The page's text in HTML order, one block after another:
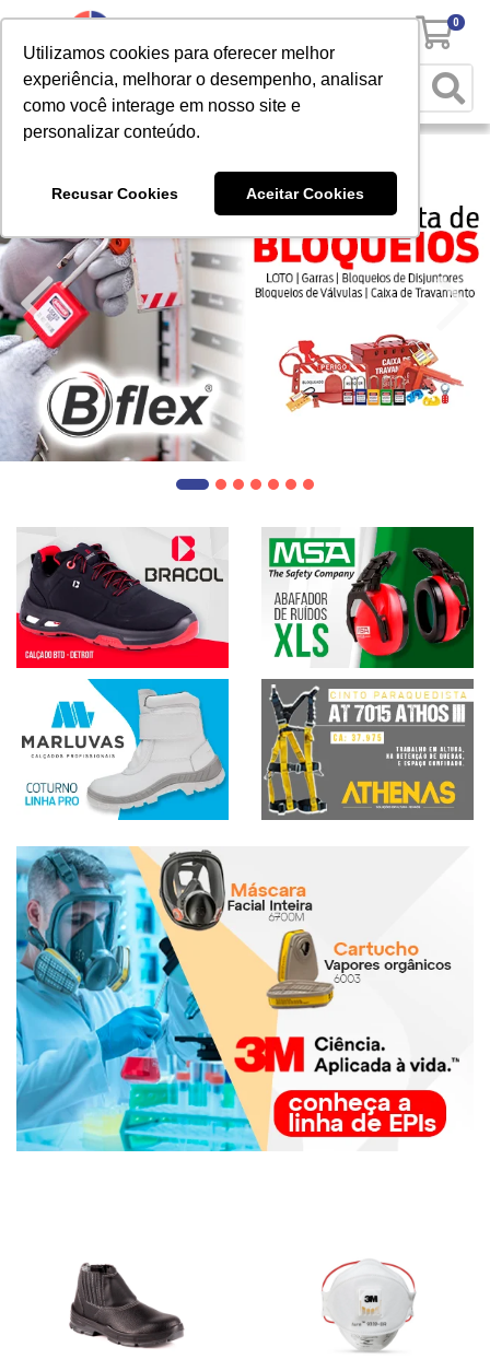
Utilizamos cookies para oferecer melhor
experiência, melhorar o desempenho, analisar
como você interage em nosso site e
personalizar conteúdo.
Recusar Cookies Aceitar Cookies
0